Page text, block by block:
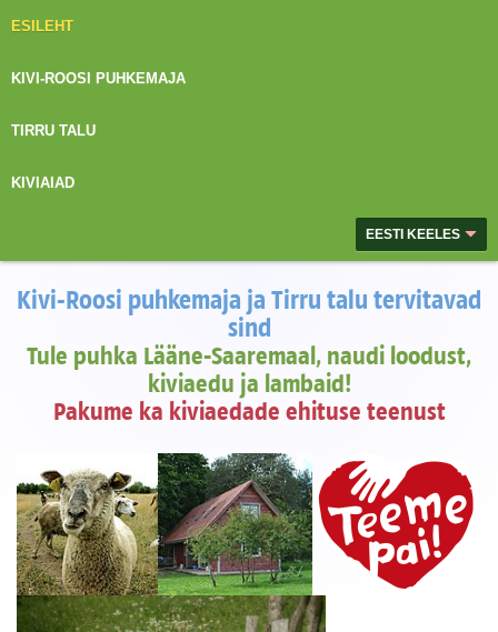
ESILEHT
KIVI-ROOSI PUHKEMAJA
TIRRU TALU
KIVIAIAD
EESTI KEELES
Kivi-Roosi puhkemaja ja Tirru talu tervitavad
sind
Tule puhka Lääne-Saaremaal, naudi loodust,
kiviaedu ja lambaid!
Pakume ka kiviaedade ehituse teenust